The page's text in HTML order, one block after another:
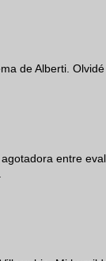
de Alberti.
entre